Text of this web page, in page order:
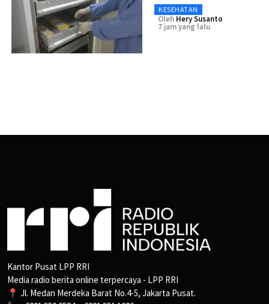
KESEHATAN
Oleh Hery Susanto
7 jam yang lalu
Kantor Pusat LPP RRI
Media radio berita online terpercaya - LPP RRI
📍 Jl. Medan Merdeka Barat No.4-5, Jakarta Pusat.